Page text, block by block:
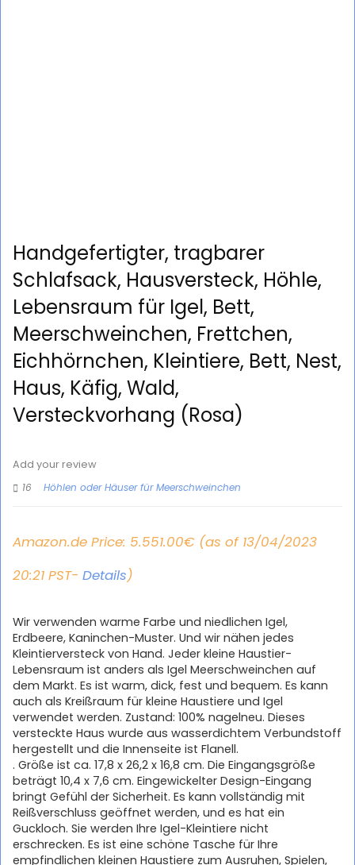
Handgefertigter, tragbarer
Schlafsack, Hausversteck, Höhle,
Lebensraum für Igel, Bett,
Meerschweinchen, Frettchen,
Eichhörnchen, Kleintiere, Bett, Nest,
Haus, Käfig, Wald,
Versteckvorhang (Rosa)
Add your review
16
Höhlen oder Häuser für Meerschweinchen
Amazon.de Price: 5.551.00€ (as of 13/04/2023
20:21 PST- Details)
Wir verwenden warme Farbe und niedlichen Igel,
Erdbeere, Kaninchen-Muster. Und wir nähen jedes
Kleintierversteck von Hand. Jeder kleine Haustier-
Lebensraum ist anders als Igel Meerschweinchen auf
dem Markt. Es ist warm, dick, fest und bequem. Es kann
auch als Kreißraum für kleine Haustiere und Igel
verwendet werden. Zustand: 100% nagelneu. Dieses
versteckte Haus wurde aus wasserdichtem Verbundstoff
hergestellt und die Innenseite ist Flanell.
. Größe ist ca. 17,8 x 26,2 x 16,8 cm. Die Eingangsgröße
beträgt 10,4 x 7,6 cm. Eingewickelter Design-Eingang
bringt Gefühl der Sicherheit. Es kann vollständig mit
Reißverschluss geöffnet werden, und es hat ein
Guckloch. Sie werden Ihre Igel-Kleintiere nicht
erschrecken. Es ist eine schöne Tasche für Ihre
empfindlichen kleinen Haustiere zum Ausruhen, Spielen,